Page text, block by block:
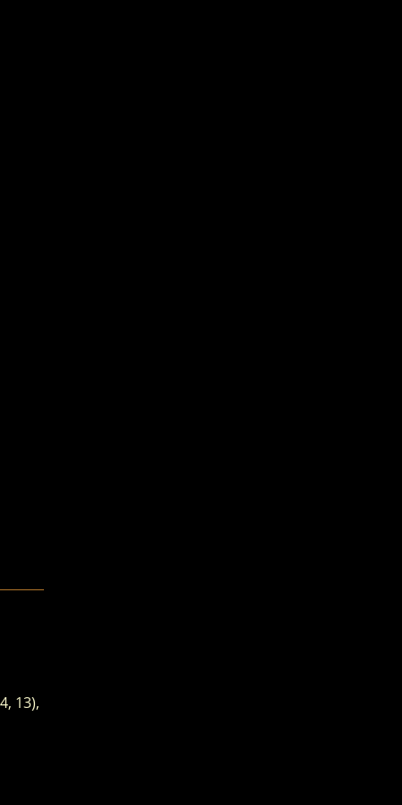
13),